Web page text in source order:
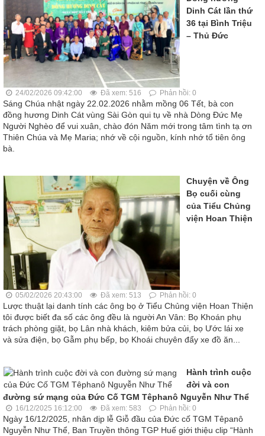
Dinh Cát lần thứ
36 tại Bình Triệu
– Thủ Đức
24/02/2026 09:42:00 Đã xem: 516 Phản hồi: 0
Sáng Chúa nhật ngày 22.02.2026 nhằm mồng 06 Tết, bà con
đồng hương Dinh Cát vùng Sài Gòn qui tụ về nhà Dòng Đức Mẹ
Người Nghèo để vui xuân, chào đón Năm mới trong tâm tình tạ ơn
Thiên Chúa và Mẹ Maria; nhớ về cội nguồn, kính nhớ tổ tiên ông
bà.
Chuyện về Ông
Bọ cuối cùng
của Tiểu Chủng
viện Hoan Thiện
05/02/2026 20:43:00 Đã xem: 513 Phản hồi: 0
Lược thuật lại danh tính các ông bọ ở Tiểu Chủng viện Hoan Thiện
tôi được biết đa số các ông đều là người An Vân: Bọ Khoán phụ
trách phòng giặt, bọ Lân nhà khách, kiêm bửa củi, bọ Ước lái xe
và sửa điện, bọ Gẫm phụ bếp, bọ Khoái chuyên đẩy xe đồ ăn...
Hành trình cuộc
đời và con
đường sứ mạng của Đức Cố TGM Têphanô Nguyễn Như Thể
16/12/2025 16:12:00 Đã xem: 583 Phản hồi: 0
Ngày 16/12/2025, nhân dịp lễ Giỗ đầu của Đức cố TGM Têpanô
Nguyễn Như Thể, Ban Truyền thông TGP Huế giới thiệu clip “Hành